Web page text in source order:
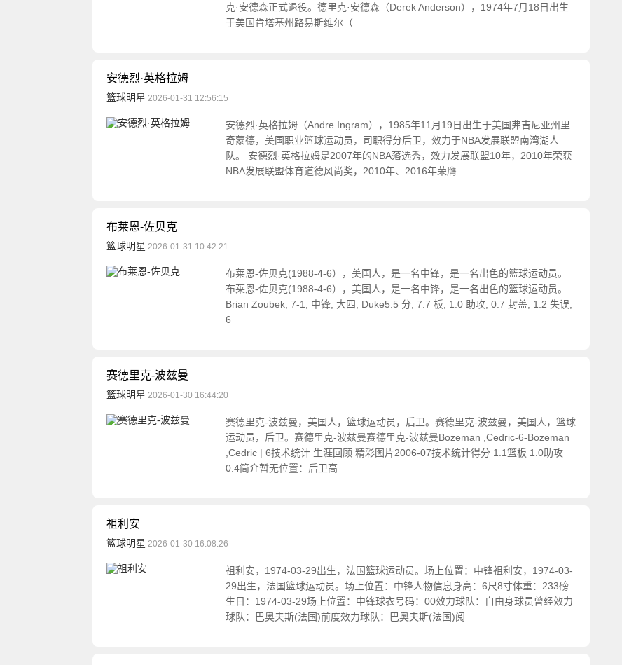
克·安德森正式退役。德里克·安德森（Derek Anderson），1974年7月18日出生
于美国肯塔基州路易斯维尔（
安德烈·英格拉姆
篮球明星 2026-01-31 12:56:15
安德烈·英格拉姆（Andre Ingram），1985年11月19日出生于美国弗吉尼亚州里
奇蒙德，美国职业篮球运动员，司职得分后卫，效力于NBA发展联盟南湾湖人
队。 安德烈·英格拉姆是2007年的NBA落选秀，效力发展联盟10年，2010年荣获
NBA发展联盟体育道德风尚奖，2010年、2016年荣膺
布莱恩-佐贝克
篮球明星 2026-01-31 10:42:21
布莱恩-佐贝克(1988-4-6），美国人，是一名中锋，是一名出色的篮球运动员。
布莱恩-佐贝克(1988-4-6），美国人，是一名中锋，是一名出色的篮球运动员。
Brian Zoubek, 7-1, 中锋, 大四, Duke5.5 分, 7.7 板, 1.0 助攻, 0.7 封盖, 1.2 失误,
6
赛德里克-波兹曼
篮球明星 2026-01-30 16:44:20
赛德里克-波兹曼，美国人，篮球运动员，后卫。赛德里克-波兹曼，美国人，篮球
运动员，后卫。赛德里克-波兹曼赛德里克-波兹曼Bozeman ,Cedric-6-Bozeman
,Cedric | 6技术统计 生涯回顾 精彩图片2006-07技术统计得分 1.1篮板 1.0助攻
0.4简介暂无位置：后卫高
祖利安
篮球明星 2026-01-30 16:08:26
祖利安，1974-03-29出生，法国篮球运动员。场上位置：中锋祖利安，1974-03-
29出生，法国篮球运动员。场上位置：中锋人物信息身高：6尺8寸体重：233磅
生日：1974-03-29场上位置：中锋球衣号码：00效力球队：自由身球员曾经效力
球队：巴奥夫斯(法国)前度效力球队：巴奥夫斯(法国)阅